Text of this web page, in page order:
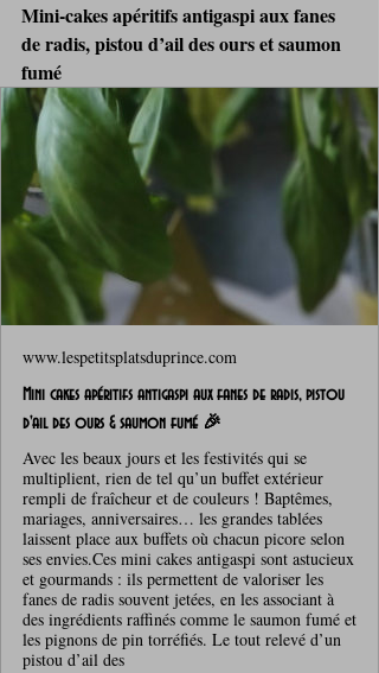
Mini‑cakes apéritifs antigaspi aux fanes
de radis, pistou d’ail des ours et saumon
fumé
www.lespetitsplatsduprince.com
Mini cakes apéritifs antigaspi aux fanes de radis, pistou
d'ail des ours & saumon fumé 🎉
Avec les beaux jours et les festivités qui se
multiplient, rien de tel qu’un buffet extérieur
rempli de fraîcheur et de couleurs ! Baptêmes,
mariages, anniversaires… les grandes tablées
laissent place aux buffets où chacun picore selon
ses envies.Ces mini cakes antigaspi sont astucieux
et gourmands : ils permettent de valoriser les
fanes de radis souvent jetées, en les associant à
des ingrédients raffinés comme le saumon fumé et
les pignons de pin torréfiés. Le tout relevé d’un
pistou d’ail des